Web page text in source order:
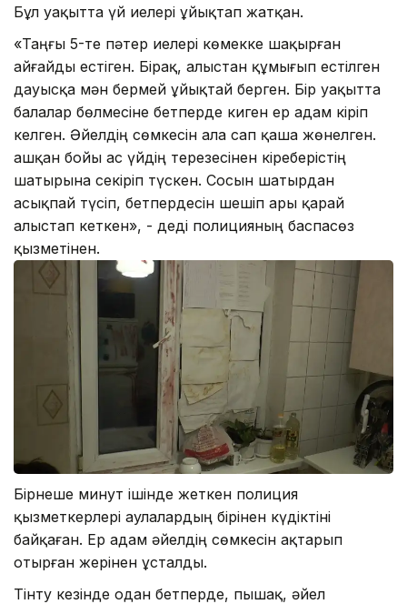
Бұл уақытта үй иелері ұйықтап жатқан.
«Таңғы 5-те пәтер иелері көмекке шақырған
айғайды естіген. Бірақ, алыстан құмығып естілген
дауысқа мән бермей ұйықтай берген. Бір уақытта
балалар бөлмесіне бетперде киген ер адам кіріп
келген. Әйелдің сөмкесін ала сап қаша жөнелген.
Қашқан бойы ас үйдің терезесінен кіреберістің
шатырына секіріп түскен. Сосын шатырдан
асықпай түсіп, бетпердесін шешіп ары қарай
алыстап кеткен», - деді полицияның баспасөз
қызметінен.
Бірнеше минут ішінде жеткен полиция
қызметкерлері аулалардың бірінен күдіктіні
байқаған. Ер адам әйелдің сөмкесін ақтарып
отырған жерінен ұсталды.
Тінту кезінде одан бетперде, пышақ, әйел